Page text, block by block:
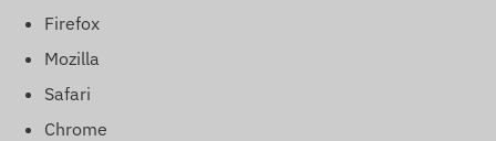
Firefox
Mozilla
Safari
Chrome